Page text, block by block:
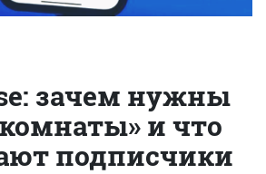
зачем нужны
и что
подписчики